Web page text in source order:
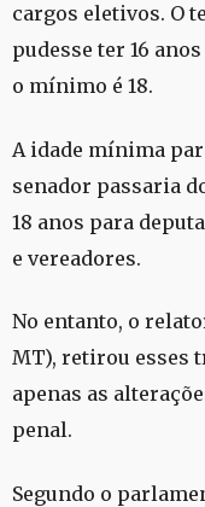
cargos eletivos. O
pudesse ter 16
o mínimo é 18.
A idade mínima
senador passaria
18 anos para
e vereadores.
No entanto, o
MT), retirou esses
apenas as
penal.
Segundo o